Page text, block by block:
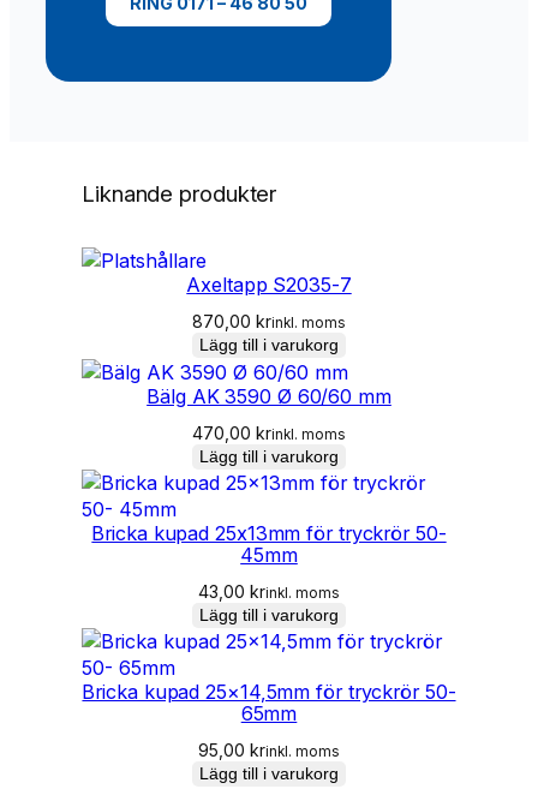
Liknande produkter
Axeltapp S2035-7
870,00 krinkl. moms
Lägg till i varukorg
Bälg AK 3590 Ø 60/60 mm
470,00 krinkl. moms
Lägg till i varukorg
Bricka kupad 25x13mm för tryckrör 50-
45mm
43,00 krinkl. moms
Lägg till i varukorg
Bricka kupad 25×14,5mm för tryckrör 50-
65mm
95,00 krinkl. moms
Lägg till i varukorg